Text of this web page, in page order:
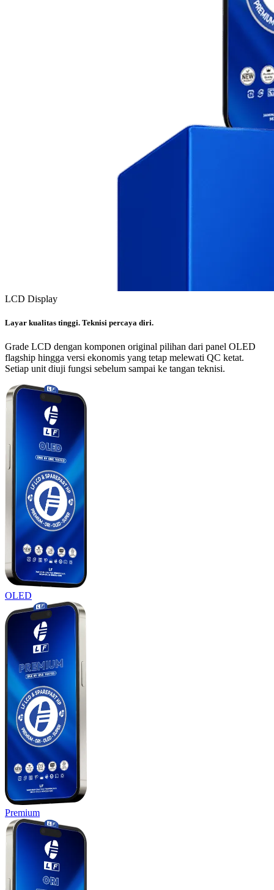
LCD Display
Layar kualitas tinggi. Teknisi percaya diri.
Grade LCD dengan komponen original pilihan dari panel OLED
flagship hingga versi ekonomis yang tetap melewati QC ketat.
Setiap unit diuji fungsi sebelum sampai ke tangan teknisi.
OLED
Premium